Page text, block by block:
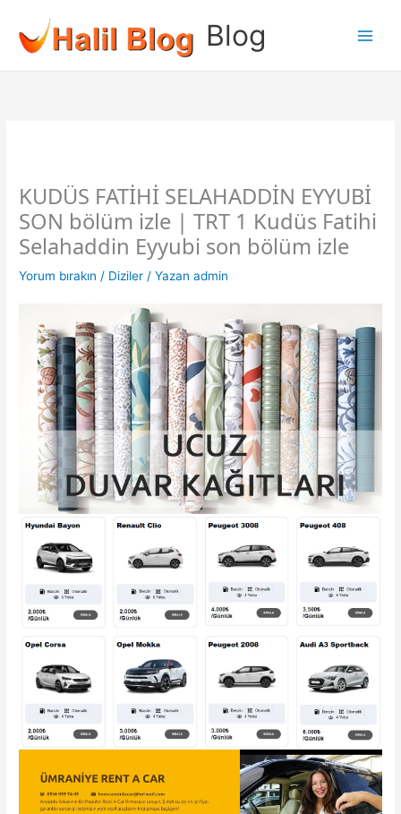
Blog
KUDÜS FATİHİ SELAHADDİN EYYUBİ
SON bölüm izle | TRT 1 Kudüs Fatihi
Selahaddin Eyyubi son bölüm izle
Yorum bırakın / Diziler / Yazan admin